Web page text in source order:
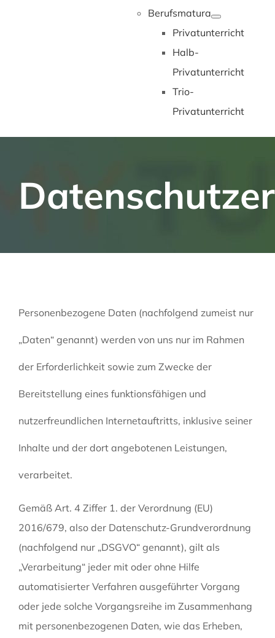
Berufsmatura
Privatunterricht
Halb-
Privatunterricht
Trio-
Privatunterricht
Personenbezogene Daten (nachfolgend zumeist nur
„Daten“ genannt) werden von uns nur im Rahmen
der Erforderlichkeit sowie zum Zwecke der
Bereitstellung eines funktionsfähigen und
nutzerfreundlichen Internetauftritts, inklusive seiner
Inhalte und der dort angebotenen Leistungen,
verarbeitet.
Gemäß Art. 4 Ziffer 1. der Verordnung (EU)
2016/679, also der Datenschutz-Grundverordnung
(nachfolgend nur „DSGVO“ genannt), gilt als
„Verarbeitung“ jeder mit oder ohne Hilfe
automatisierter Verfahren ausgeführter Vorgang
oder jede solche Vorgangsreihe im Zusammenhang
mit personenbezogenen Daten, wie das Erheben,